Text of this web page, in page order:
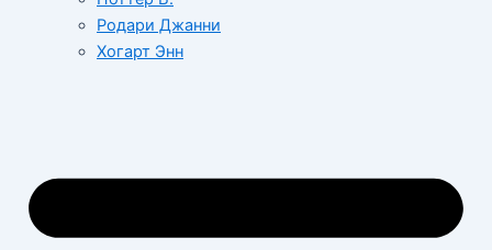
Родари Джанни
Хогарт Энн